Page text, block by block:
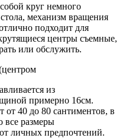
круг немного
механизм вращения
подходит для
центры съемные,
или обслужить.
из
примерно 16см.
от 40 до 80 сантиментов, в
все размеры
личных предпочтений.